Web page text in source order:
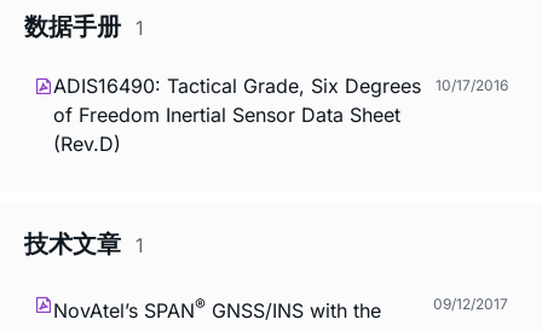
数据手册 1
ADIS16490: Tactical Grade, Six Degrees
of Freedom Inertial Sensor Data Sheet
(Rev.D)
10/17/2016
技术文章 1
NovAtel’s SPAN® GNSS/INS with the
09/12/2017